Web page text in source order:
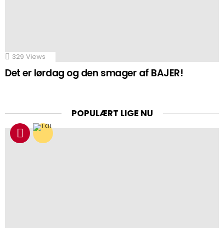
329 Views
Det er lørdag og den smager af BAJER!
POPULÆRT LIGE NU